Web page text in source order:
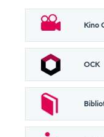
Kino
OCK